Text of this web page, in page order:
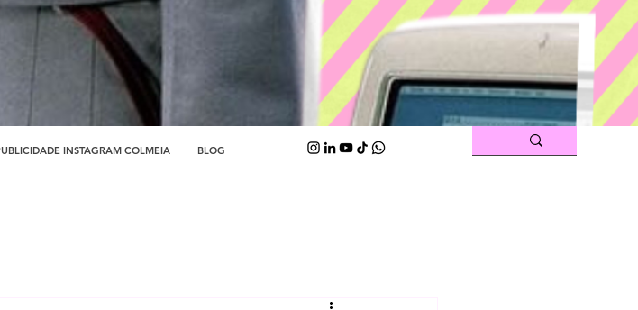
INSTAGRAM COLMEIA BLOG